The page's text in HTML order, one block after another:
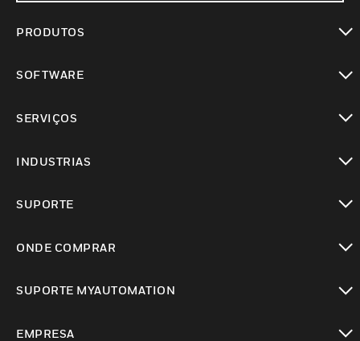
PRODUTOS
SOFTWARE
SERVIÇOS
INDUSTRIAS
SUPORTE
ONDE COMPRAR
SUPORTE MYAUTOMATION
EMPRESA